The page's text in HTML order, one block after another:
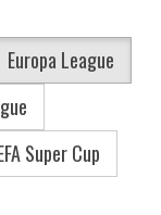
Europa League
Super Cup